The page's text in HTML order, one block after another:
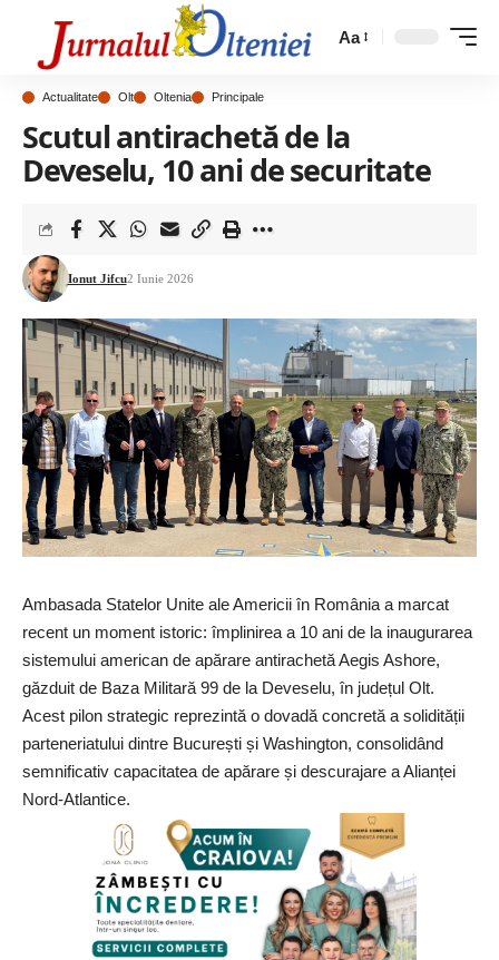
Aa
Actualitate Olt Oltenia Principale
Scutul antirachetă de la
Deveselu, 10 ani de securitate
Ionut Jifcu2 Iunie 2026
Ambasada Statelor Unite ale Americii în România a marcat
recent un moment istoric: împlinirea a 10 ani de la inaugurarea
sistemului american de apărare antirachetăAegis Ashore,
găzduit de Baza Militară 99 de la Deveselu, în județul Olt.
Acest pilon strategic reprezintă o dovadă concretă a solidității
parteneriatului dintre București și Washington, consolidând
semnificativ capacitatea de apărare și descurajare a Alianței
Nord-Atlantice.